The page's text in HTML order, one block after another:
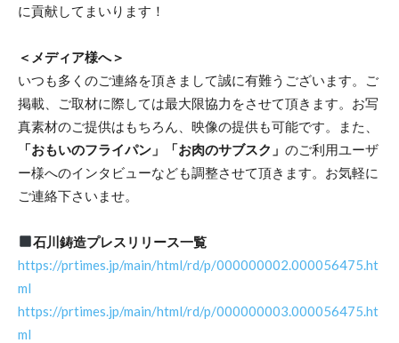
に貢献してまいります！
＜メディア様へ＞
いつも多くのご連絡を頂きまして誠に有難うございます。ご
掲載、ご取材に際しては最大限協力をさせて頂きます。お写
真素材のご提供はもちろん、映像の提供も可能です。また、
「おもいのフライパン」「お肉のサブスク」 のご利用ユーザ
ー様へのインタビューなども調整させて頂きます。お気軽に
ご連絡下さいませ。
石川鋳造プレスリリース一覧
https://prtimes.jp/main/html/rd/p/000000002.000056475.ht
ml
https://prtimes.jp/main/html/rd/p/000000003.000056475.ht
ml